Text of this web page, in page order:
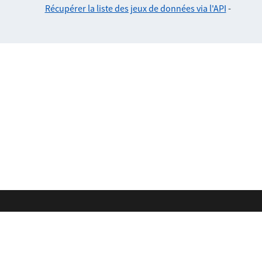
Récupérer la liste des jeux de données via l'API -